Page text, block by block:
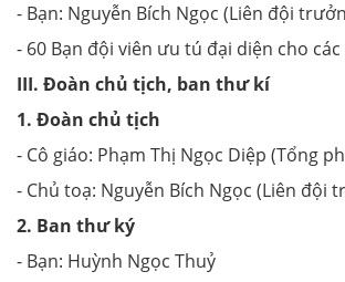
- Bạn: Nguyễn Bích Ngọc (Liên đội
- 60 Bạn đội viên ưu tú đại diện cho
III. Đoàn chủ tịch, ban thư kí
1. Đoàn chủ tịch
- Cô giáo: Phạm Thị Ngọc Diệp (Tổng
- Chủ toạ: Nguyễn Bích Ngọc (Liên đội
2. Ban thư ký
- Bạn: Huỳnh Ngọc Thuỷ